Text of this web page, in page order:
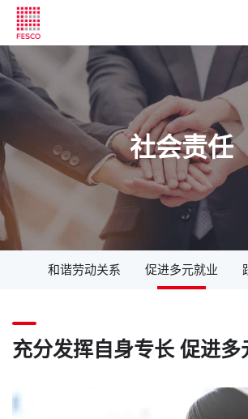
社会责任
和谐劳动关系 促进多元就业
充分发挥自身专长 促进多